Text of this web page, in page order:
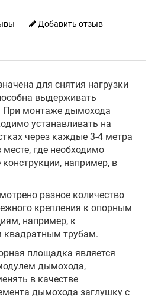
Добавить отзыв
для снятия нагрузки
выдерживать
При монтаже дымохода
устанавливать на
через каждые 3-4 метра
где необходимо
конструкции, например, в
разное количество
крепления к опорным
например, к
трубам.
площадка является
дымохода,
в качестве
дымохода заглушку с